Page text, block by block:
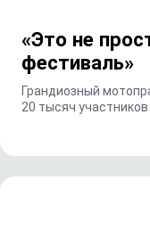
«Это не
фестиваль»
Грандиозный
20 тысяч участников